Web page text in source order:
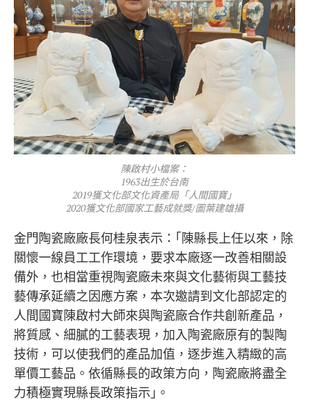
陳啟村小檔案：
1963出生於台南
2019獲文化部文化資產局「人間國寶」
2020獲文化部國家工藝成就獎/圖葉建雄攝
金門陶瓷廠廠長何桂泉表示：｢陳縣長上任以來，除
關懷一線員工工作環境，要求本廠逐一改善相關設
備外，也相當重視陶瓷廠未來與文化藝術與工藝技
藝傳承延續之因應方案，本次邀請到文化部認定的
人間國寶陳啟村大師來與陶瓷廠合作共創新產品，
將質感、細膩的工藝表現，加入陶瓷廠原有的製陶
技術，可以使我們的產品加值，逐步進入精緻的高
單價工藝品。依循縣長的政策方向，陶瓷廠將盡全
力積極實現縣長政策指示｣。